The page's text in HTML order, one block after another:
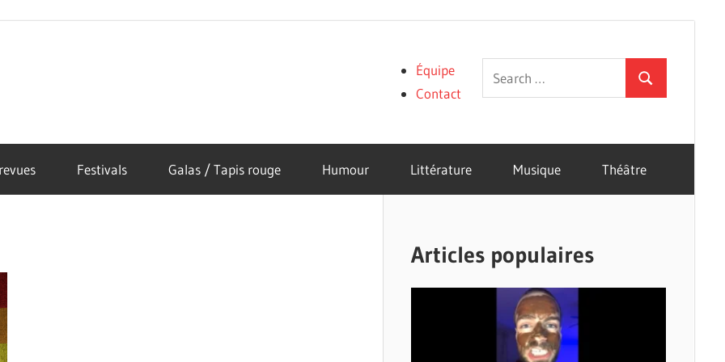
Search
for:
Search
Équipe
Contact
Festivals Galas / Tapis rouge Humour Littérature Musique Théâtre
Articles populaires